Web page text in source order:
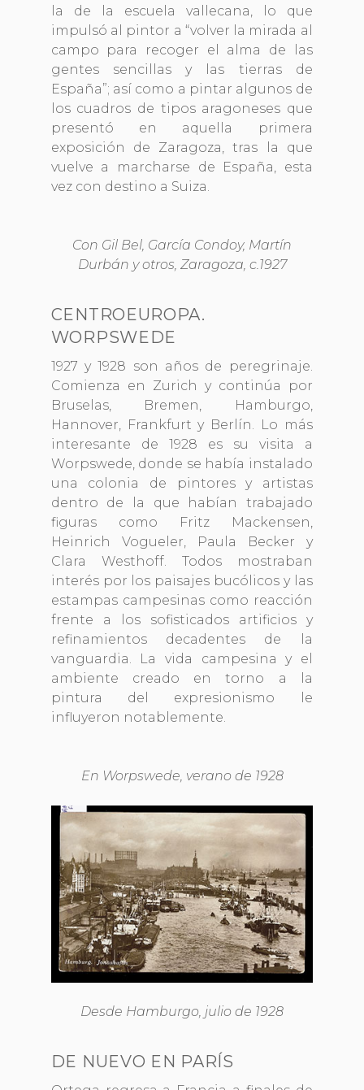
la de la escuela vallecana, lo que
impulsó al pintor a “volver la mirada al
campo para recoger el alma de las
gentes sencillas y las tierras de
España”; así como a pintar algunos de
los cuadros de tipos aragoneses que
presentó en aquella primera
exposición de Zaragoza, tras la que
vuelve a marcharse de España, esta
vez con destino a Suiza.
Con Gil Bel, García Condoy, Martín
Durbán y otros, Zaragoza, c.1927
CENTROEUROPA.
WORPSWEDE
1927 y 1928 son años de peregrinaje.
Comienza en Zurich y continúa por
Bruselas, Bremen, Hamburgo,
Hannover, Frankfurt y Berlín. Lo más
interesante de 1928 es su visita a
Worpswede, donde se había instalado
una colonia de pintores y artistas
dentro de la que habían trabajado
figuras como Fritz Mackensen,
Heinrich Vogueler, Paula Becker y
Clara Westhoff. Todos mostraban
interés por los paisajes bucólicos y las
estampas campesinas como reacción
frente a los sofisticados artificios y
refinamientos decadentes de la
vanguardia. La vida campesina y el
ambiente creado en torno a la
pintura del expresionismo le
influyeron notablemente.
En Worpswede, verano de 1928
Desde Hamburgo, julio de 1928
DE NUEVO EN PARÍS